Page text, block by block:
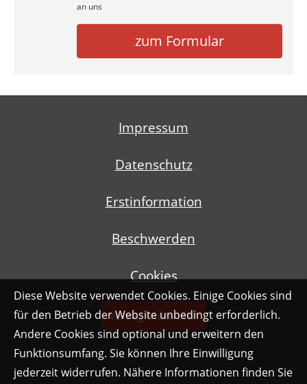
an uns
zum Formular
Impressum
Datenschutz
Erstinformation
Beschwerden
Cookies
Vertrag widerrufen
Diese Website verwendet Cookies. Einige Cookies sind
für den Betrieb der Website unbedingt erforderlich.
Andere Cookies sind optional und erweitern den
Funktionsumfang. Sie können Ihre Einwilligung
jederzeit widerrufen. Nähere Informationen finden Sie